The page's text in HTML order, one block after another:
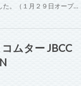
た。（１月２９日オープ…
ムター JBCC